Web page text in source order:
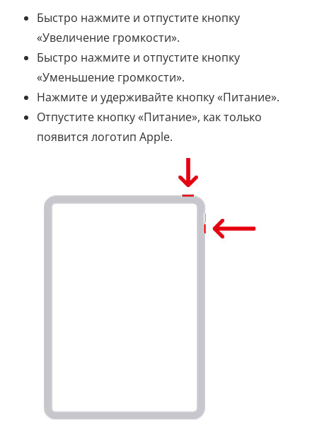
Быстро нажмите и отпустите кнопку
«Увеличение громкости».
Быстро нажмите и отпустите кнопку
«Уменьшение громкости».
Нажмите и удерживайте кнопку «Питание».
Отпустите кнопку «Питание», как только
появится логотип Apple.